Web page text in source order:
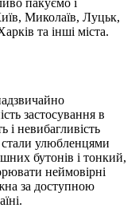
пакуємо і
Миколаїв, Луцьк,
та інші міста.
застосування в
і невибагливість
улюбленцями
бутонів і тонкий,
неймовірні
за доступною